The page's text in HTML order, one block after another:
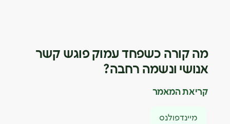
מה קורה כשפחד עמוק פוגש קשר
אנושי ונשמה רחבה?
קריאת המאמר
מיינדפולנס